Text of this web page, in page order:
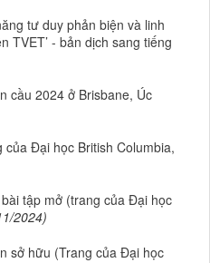
tư duy phản biện và linh
TVET’ - bản dịch sang tiếng
cầu 2024 ở Brisbane, Úc
Đại học British Columbia,
tập mở (trang của Đại học
2024)
sở hữu (Trang của Đại học